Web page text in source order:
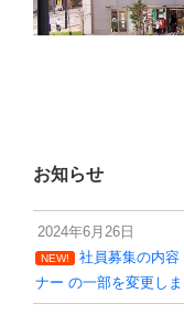
お知らせ
2024年6月26日
NEW!
社員募集の内
ナー の一部を変更しま